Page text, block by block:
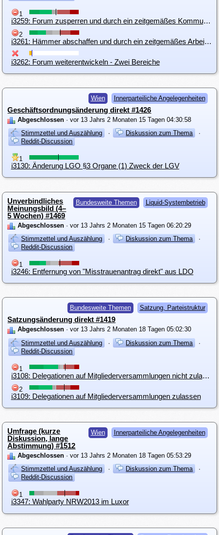
1
i3259: Forum zusperren und durch ein zeitgemäßes Kommunikationstool ersetzen
2
i3261: Hämmer abschaffen und durch ein zeitgemäßes Arbeitswerkzeug ersetzen
i3262: Forum weiterentwickeln - Zwei Bereiche
Wien Innerparteiliche Angelegenheiten
Geschäftsordnungsänderung direkt #1426
Abgeschlossen · vor 13 Jahrs 2 Monaten 15 Tagen 04:30:58
Stimmzettel und Auszählung
· Diskussion zum Thema
·
Reddit-Discussion
1
i3130: Änderung LGO §3 Organe (1) Zweck der LGV
Bundesweite Themen Liquid-Systembetrieb
Unverbindliches
Meinungsbild (4–
5 Wochen) #1469
Abgeschlossen · vor 13 Jahrs 2 Monaten 15 Tagen 06:20:29
Stimmzettel und Auszählung
· Diskussion zum Thema
·
Reddit-Discussion
1
i3246: Entfernung von "Misstrauenantrag direkt" aus LDO
Bundesweite Themen Satzung, Parteistruktur
Satzungsänderung direkt #1419
Abgeschlossen · vor 13 Jahrs 2 Monaten 18 Tagen 05:02:30
Stimmzettel und Auszählung
· Diskussion zum Thema
·
Reddit-Discussion
1
i3108: Delegationen auf Mitgliederversammlungen nicht zulassen
2
i3109: Delegationen auf Mitgliederversammlungen zulassen
Wien Innerparteiliche Angelegenheiten
Umfrage (kurze
Diskussion, lange
Abstimmung) #1512
Abgeschlossen · vor 13 Jahrs 2 Monaten 18 Tagen 05:53:29
Stimmzettel und Auszählung
· Diskussion zum Thema
·
Reddit-Discussion
1
i3347: Wahlparty NRW2013 im Luxor